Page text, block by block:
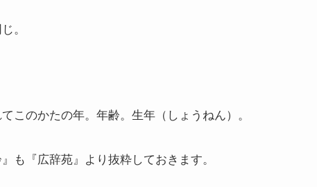
。
このかたの年。年齢。生年（しょうねん）。
も『広辞苑』より抜粋しておきます。